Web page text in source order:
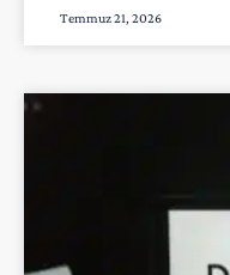
Temmuz 21, 2026